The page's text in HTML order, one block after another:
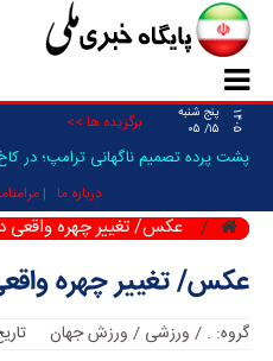
۱۴۰۵
پنج شنبه
۱۵/ ۰۵
برگزیده ها >>
پشت پرده تصمیم ناگهانی ترامپ؛ در
درباره ما
عکس/ تغییر چهره واقعی
عکس/ تغییر چهره
گروه: .
/ ورزشی / ورزش جهان تاریخ: 14:18 ::